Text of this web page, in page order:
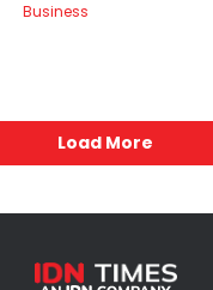
Business
Load More